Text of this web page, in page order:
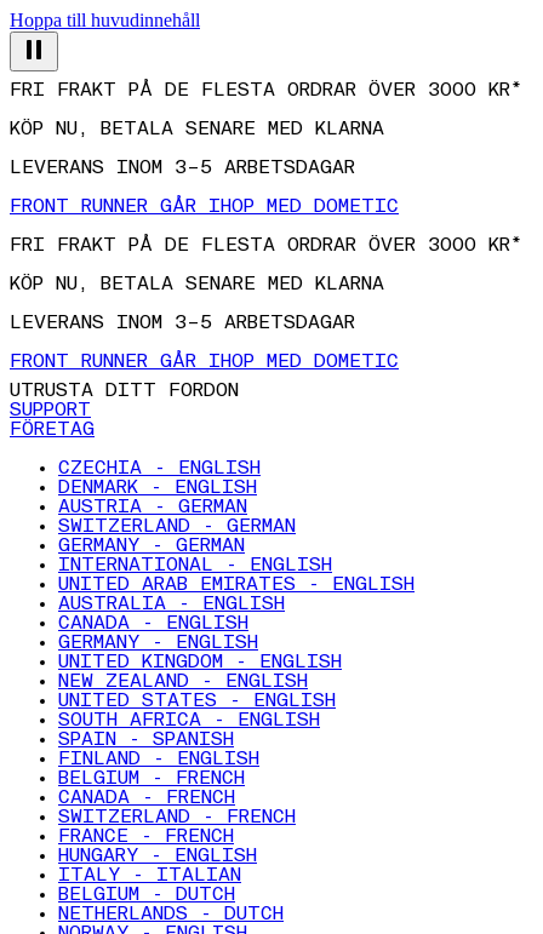
Hoppa till huvudinnehåll
KÖP NU, BETALA SENARE MED KLARNA
LEVERANS INOM 3–5 ARBETSDAGAR
FRONT RUNNER GÅR IHOP MED DOMETIC
FRI FRAKT PÅ DE FLESTA ORDRAR ÖVER 3000 KR*
KÖP NU, BETALA SENARE MED KLARNA
LEVERANS INOM 3–5 ARBETSDAGAR
FRONT RUNNER GÅR IHOP MED DOMETIC
UTRUSTA DITT FORDON
SUPPORT
FÖRETAG
CZECHIA - ENGLISH
DENMARK - ENGLISH
AUSTRIA - GERMAN
SWITZERLAND - GERMAN
GERMANY - GERMAN
INTERNATIONAL - ENGLISH
UNITED ARAB EMIRATES - ENGLISH
AUSTRALIA - ENGLISH
CANADA - ENGLISH
GERMANY - ENGLISH
UNITED KINGDOM - ENGLISH
NEW ZEALAND - ENGLISH
UNITED STATES - ENGLISH
SOUTH AFRICA - ENGLISH
SPAIN - SPANISH
FINLAND - ENGLISH
BELGIUM - FRENCH
CANADA - FRENCH
SWITZERLAND - FRENCH
FRANCE - FRENCH
HUNGARY - ENGLISH
ITALY - ITALIAN
BELGIUM - DUTCH
NETHERLANDS - DUTCH